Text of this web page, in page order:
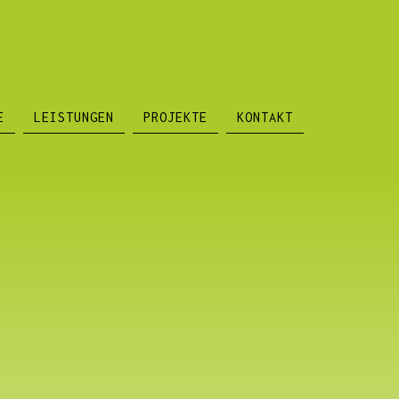
LEISTUNGEN PROJEKTE KONTAKT